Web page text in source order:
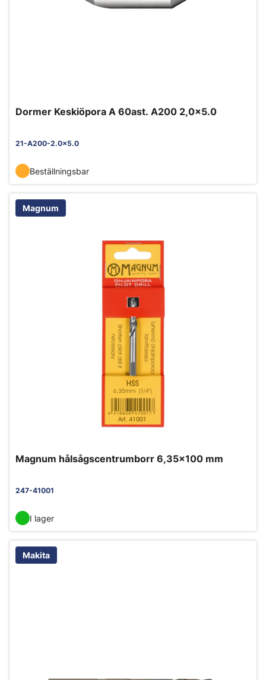
Dormer Keskiöpora A 60ast. A200 2,0x5.0
21-A200-2.0x5.0
Beställningsbar
Magnum
Magnum hålsågscentrumborr 6,35x100 mm
247-41001
I lager
Makita